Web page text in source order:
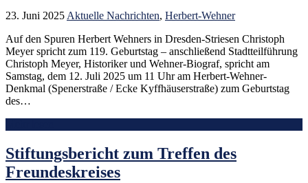
23. Juni 2025 Aktuelle Nachrichten, Herbert-Wehner
Auf den Spuren Herbert Wehners in Dresden-Striesen Christoph
Meyer spricht zum 119. Geburtstag – anschließend Stadtteilführung
Christoph Meyer, Historiker und Wehner-Biograf, spricht am
Samstag, dem 12. Juli 2025 um 11 Uhr am Herbert-Wehner-
Denkmal (Spenerstraße / Ecke Kyffhäuserstraße) zum Geburtstag
des…
Stiftungsbericht zum Treffen des
Freundeskreises